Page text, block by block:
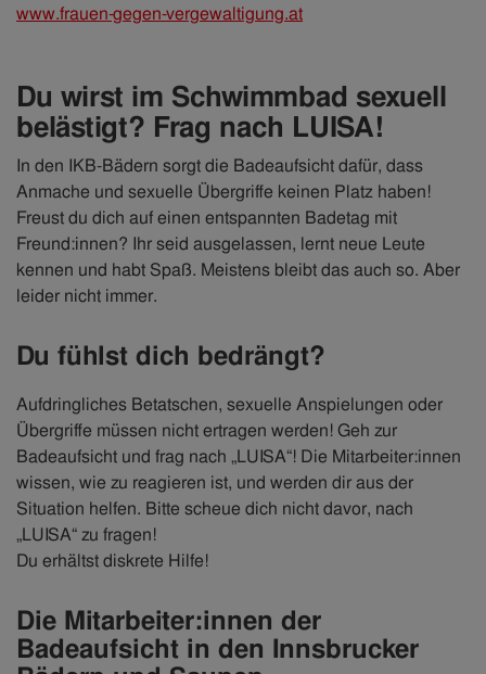
www.frauen-gegen-vergewaltigung.at
Du wirst im Schwimmbad sexuell
belästigt? Frag nach LUISA!
In den IKB-Bädern sorgt die Badeaufsicht dafür, dass
Anmache und sexuelle Übergriffe keinen Platz haben!
Freust du dich auf einen entspannten Badetag mit
Freund:innen? Ihr seid ausgelassen, lernt neue Leute
kennen und habt Spaß. Meistens bleibt das auch so. Aber
leider nicht immer.
Du fühlst dich bedrängt?
Aufdringliches Betatschen, sexuelle Anspielungen oder
Übergriffe müssen nicht ertragen werden! Geh zur
Badeaufsicht und frag nach „LUISA“! Die Mitarbeiter:innen
wissen, wie zu reagieren ist, und werden dir aus der
Situation helfen. Bitte scheue dich nicht davor, nach
„LUISA“ zu fragen!
Du erhältst diskrete Hilfe!
Die Mitarbeiter:innen der
Badeaufsicht in den Innsbrucker